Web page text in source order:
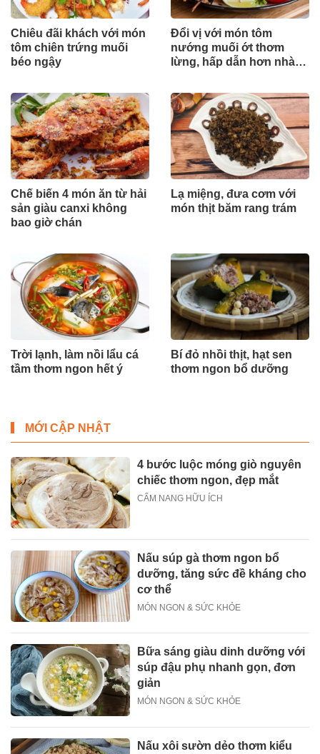
Chiêu đãi khách với món
tôm chiên trứng muối
béo ngậy
Đổi vị với món tôm
nướng muối ớt thơm
lừng, hấp dẫn hơn nhà
Chế biến 4 món ăn từ hải
sản giàu canxi không
bao giờ chán
Lạ miệng, đưa cơm với
món thịt băm rang trám
Trời lạnh, làm nồi lẩu cá
tầm thơm ngon hết ý
Bí đỏ nhồi thịt, hạt sen
thơm ngon bổ dưỡng
MỚI CẬP NHẬT
4 bước luộc móng giò nguyên
chiếc thơm ngon, đẹp mắt
CẨM NANG HỮU ÍCH
Nấu súp gà thơm ngon bổ
dưỡng, tăng sức đề kháng cho
cơ thể
MÓN NGON & SỨC KHỎE
Bữa sáng giàu dinh dưỡng với
súp đậu phụ nhanh gọn, đơn
giản
MÓN NGON & SỨC KHỎE
Nấu xôi sườn dẻo thơm kiểu